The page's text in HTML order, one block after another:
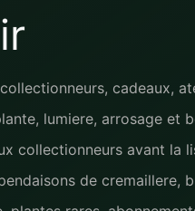
cadeaux,
lumiere, arrosage et
collectionneurs avant la
de cremaillere,